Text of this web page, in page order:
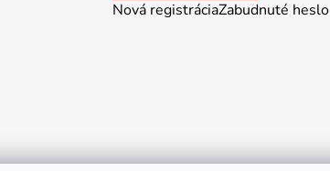
Nová registráciaZabudnuté heslo